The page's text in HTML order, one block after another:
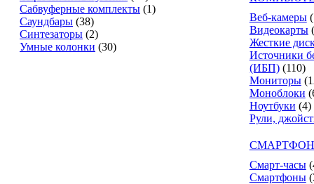
Сабвуферные комплекты (1)
Саундбары (38)
Синтезаторы (2)
Умные колонки (30)
Веб-камеры
Видеокарты
Жесткие
Источники
(ИБП) (110)
Мониторы
Моноблоки
Ноутбуки (4)
Рули,
Смарт-часы
Смартфоны